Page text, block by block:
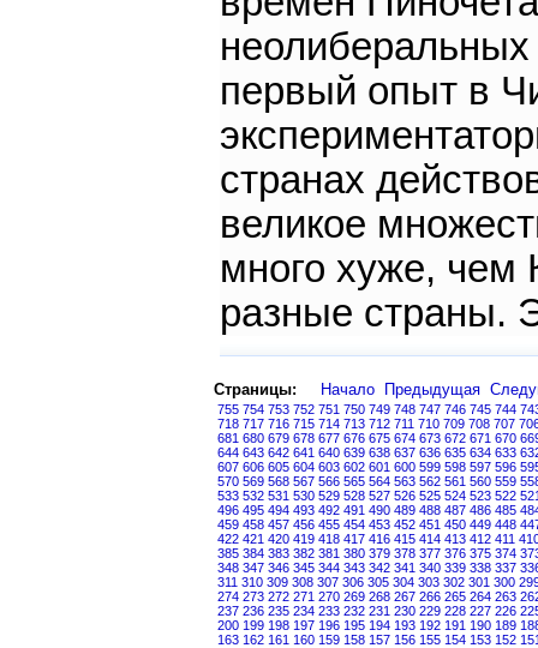
первый опыт в
странах
великое
много хуже, чем
разные страны.
Страницы: Начало Предыдущая
755 754 753 752 751 750 749 748 747 746 745 744
718 717 716 715 714 713 712 711 710 709 708 707
681 680 679 678 677 676 675 674 673 672 671 670
644 643 642 641 640 639 638 637 636 635 634 633
607 606 605 604 603 602 601 600 599 598 597 596
570 569 568 567 566 565 564 563 562 561 560 559
533 532 531 530 529 528 527 526 525 524 523 522
496 495 494 493 492 491 490 489 488 487 486 485
459 458 457 456 455 454 453 452 451 450 449 448
422 421 420 419 418 417 416 415 414 413 412 411
385 384 383 382 381 380 379 378 377 376 375 374
348 347 346 345 344 343 342 341 340 339 338 337
311 310 309 308 307 306 305 304 303 302 301 300
274 273 272 271 270 269 268 267 266 265 264 263
237 236 235 234 233 232 231 230 229 228 227 226
200 199 198 197 196 195 194 193 192 191 190 189
163 162 161 160 159 158 157 156 155 154 153 152